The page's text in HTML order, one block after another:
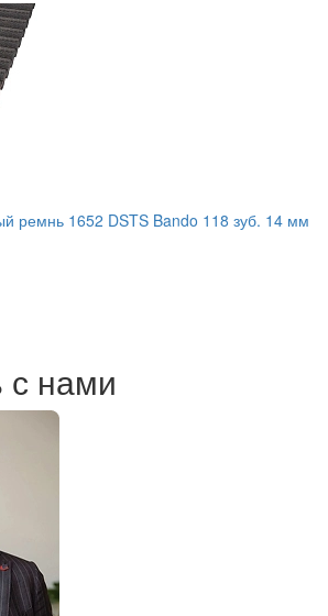
ремнь 1652 DSTS Bando 118 зуб. 14 мм
с нами